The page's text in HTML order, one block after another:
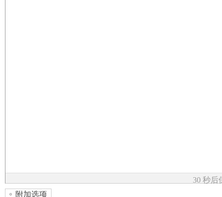
30 秒后
附加选项